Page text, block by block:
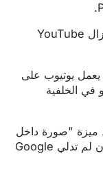
ليس من الواضح ما إذا كان هذا خطأ أو إذا أزال YouTube
يعمل يوتيوب على
في الخلفية
ميزة "صورة داخل
صورة" للمشتركين الذين لا يدفعون رسومًا ان لم تدلي Google